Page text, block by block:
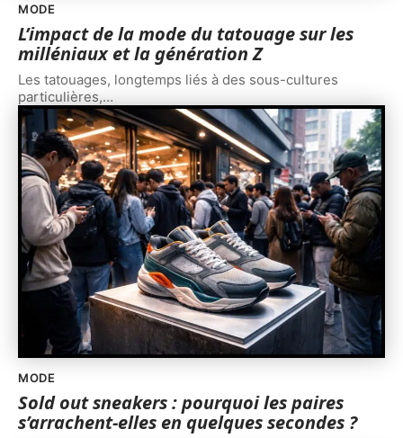
MODE
L’impact de la mode du tatouage sur les
milléniaux et la génération Z
Les tatouages, longtemps liés à des sous-cultures
particulières,…
MODE
Sold out sneakers : pourquoi les paires
s’arrachent-elles en quelques secondes ?